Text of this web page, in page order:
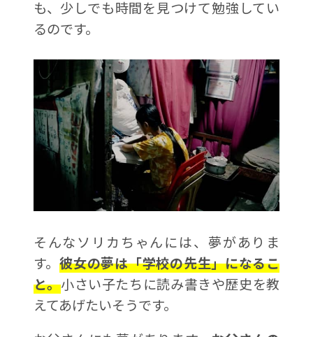
も、少しでも時間を見つけて勉強してい
るのです。
そんなソリカちゃんには、夢がありま
す。彼女の夢は「学校の先生」になるこ
と。小さい子たちに読み書きや歴史を教
えてあげたいそうです。